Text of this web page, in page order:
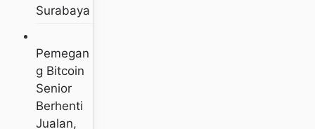
Surabaya
Pemegan
G Bitcoin
Senior
Berhenti
Jualan,